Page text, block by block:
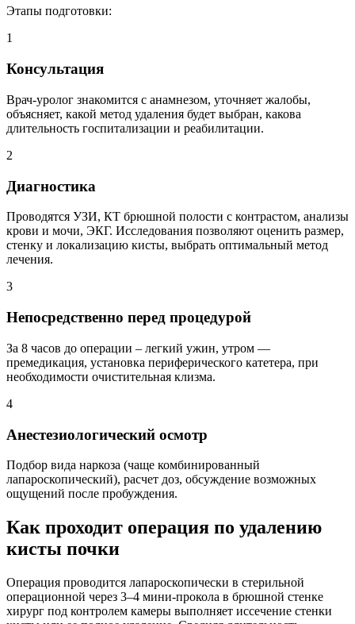
Этапы подготовки:
1
Консультация
Врач-уролог знакомится с анамнезом, уточняет жалобы,
объясняет, какой метод удаления будет выбран, какова
длительность госпитализации и реабилитации.
2
Диагностика
Проводятся УЗИ, КТ брюшной полости с контрастом, анализы
крови и мочи, ЭКГ. Исследования позволяют оценить размер,
стенку и локализацию кисты, выбрать оптимальный метод
лечения.
3
Непосредственно перед процедурой
За 8 часов до операции – легкий ужин, утром —
премедикация, установка периферического катетера, при
необходимости очистительная клизма.
4
Анестезиологический осмотр
Подбор вида наркоза (чаще комбинированный
лапароскопический), расчет доз, обсуждение возможных
ощущений после пробуждения.
Как проходит операция по удалению
кисты почки
Операция проводится лапароскопически в стерильной
операционной через 3–4 мини-прокола в брюшной стенке
хирург под контролем камеры выполняет иссечение стенки